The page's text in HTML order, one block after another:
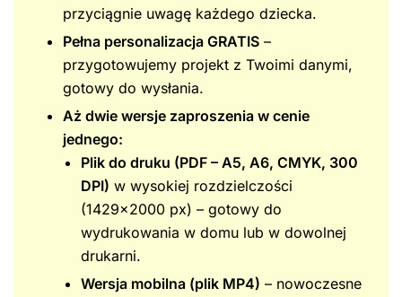
przyciągnie uwagę każdego dziecka.
Pełna personalizacja GRATIS –
przygotowujemy projekt z Twoimi danymi,
gotowy do wysłania.
Aż dwie wersje zaproszenia w cenie
jednego:
Plik do druku (PDF – A5, A6, CMYK, 300
DPI) w wysokiej rozdzielczości
(1429×2000 px) – gotowy do
wydrukowania w domu lub w dowolnej
drukarni.
Wersja mobilna (plik MP4) – nowoczesne